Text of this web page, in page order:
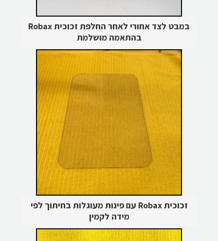
במבט לצד אחורי לאחר החלפת זכוכית Robax
בהתאמה מושלמת
זכוכית Robax עם פינות מעוגלות בחיתוך לפי
מידה לקמין